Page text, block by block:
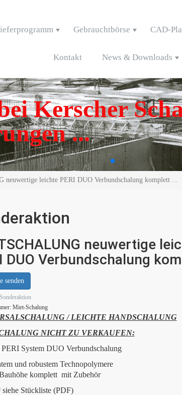
Gebrauchtbörse CAD-
Kontakt News & Downloads
Kerscher
...
leichte PERI DUO Verbundschalung komplett ...
neuwertige
DUO Verbundschalung
senden
Sonderaktion
Miet-Schalung
/ LEICHTE HANDSCHALUNG
NICHT ZU VERKAUFEN:
System DUO Verbundschalung
und robustem Technopolymere
komplett mit Zubehör
siehe Stückliste (PDF)